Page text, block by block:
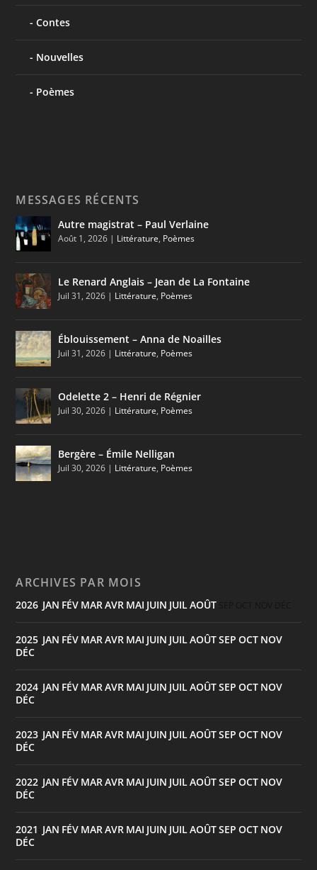
Contes
Nouvelles
Poèmes
MESSAGES RÉCENTS
Autre magistrat – Paul Verlaine
Août 1, 2026 | Littérature, Poèmes
Le Renard Anglais – Jean de La Fontaine
Juil 31, 2026 | Littérature, Poèmes
Éblouissement – Anna de Noailles
Juil 31, 2026 | Littérature, Poèmes
Odelette 2 – Henri de Régnier
Juil 30, 2026 | Littérature, Poèmes
Bergère – Émile Nelligan
Juil 30, 2026 | Littérature, Poèmes
ARCHIVES PAR MOIS
2026 JAN FÉV MAR AVR MAI JUIN JUIL AOÛT
2025 JAN FÉV MAR AVR MAI JUIN JUIL AOÛTSEP OCT NOV
DÉC
2024 JAN FÉV MAR AVR MAI JUIN JUIL AOÛTSEP OCT NOV
DÉC
2023 JAN FÉV MAR AVR MAI JUIN JUIL AOÛTSEP OCT NOV
DÉC
2022 JAN FÉV MAR AVR MAI JUIN JUIL AOÛTSEP OCT NOV
DÉC
2021 JAN FÉV MAR AVR MAI JUIN JUIL AOÛTSEP OCT NOV
DÉC